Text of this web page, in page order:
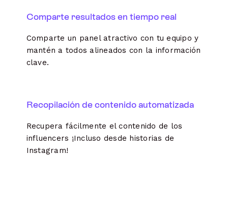
Comparte resultados en tiempo real
Comparte un panel atractivo con tu equipo y
mantén a todos alineados con la información
clave.
Recopilación de contenido automatizada
Recupera fácilmente el contenido de los
influencers ¡Incluso desde historias de
Instagram!